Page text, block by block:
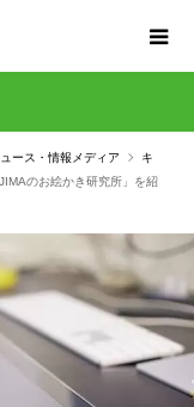
ース・情報メディア
キ
のお絵かき研究所」を紹